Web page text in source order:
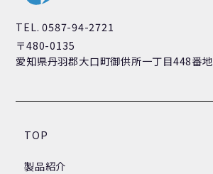
TEL. 0587-94-2721
〒480-0135
愛知県丹羽郡大口町御供所一丁目448番地
TOP
製品紹介